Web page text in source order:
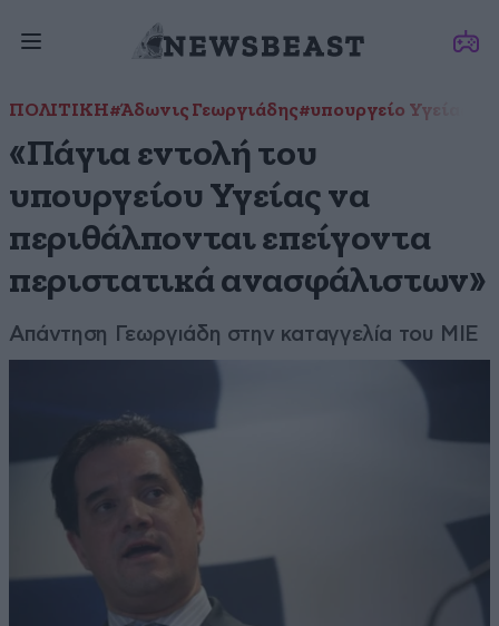
ΠΟΛΙΤΙΚΗ#Άδωνις Γεωργιάδης#υπουργείο Υγείας
«Πάγια εντολή του
υπουργείου Υγείας να
περιθάλπονται επείγοντα
περιστατικά ανασφάλιστων»
Απάντηση Γεωργιάδη στην καταγγελία του ΜΙΕ